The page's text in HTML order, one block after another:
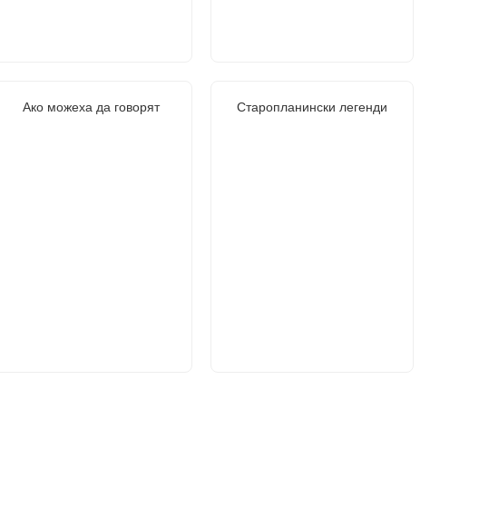
Ако можеха да говорят Старопланински легенди